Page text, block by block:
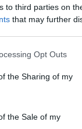
to third parties on
that may further
Opt Outs
the Sharing of my
the Sale of my
το
κατά